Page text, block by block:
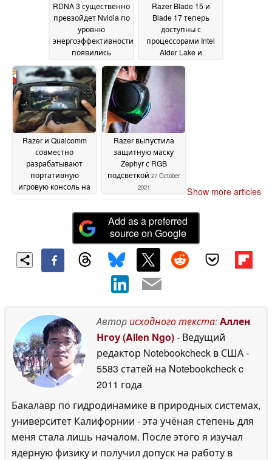
RDNA 3 существенно
превзойдет Nvidia по
уровню
энергоэффективности:
появились
подробности о ГП
AMD Navi 33 11 April
2022
Razer Blade 15 и
Blade 17 теперь
доступны с
процессорами Intel
Alder Lake и
видеокартой Nvidia
GeForce RTX 3080 Ti
Razer и Qualcomm
совместно
разрабатывают
портативную
игровую консоль на
Razer выпустила
защитную маску
Zephyr с RGB
подсветкой 27 October
2021
Show more articles
Add as a preferred
source on Google
Авторисходного текста:Аллен
Нгоу (Allen Ngo)- Ведущий
редактор Notebookcheck в США-
5583 статей на Notebookcheckc
2011 года
Бакалавр по гидродинамике в природных системах,
университет Калифорнии - эта учёная степень для
меня стала лишь началом. После этого я изучал
ядерную физику и получил допуск на работу в